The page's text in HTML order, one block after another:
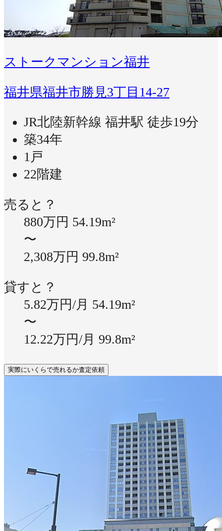
ストークマンション福井
福井県福井市勝見3丁目14-27
JR北陸新幹線 福井駅 徒歩19分
築34年
1戸
22階建
売ると？
880万円 54.19m²
〜
2,308万円 99.8m²
貸すと？
5.82万円/月 54.19m²
〜
12.22万円/月 99.8m²
実際にいくらで売れるか査定依頼